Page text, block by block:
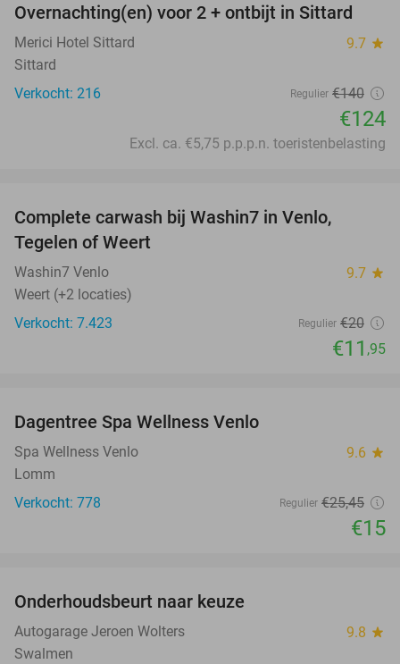
11%
Overnachting(en) voor 2 + ontbijt in Sittard
Merici Hotel Sittard 9.7 star
Sittard
Verkocht: 216
Regulier €140
€124
Excl. ca. €5,75 p.p.p.n. toeristenbelasting
Complete carwash bij Washin7 in Venlo,
Tegelen of Weert
Washin7 Venlo 9.7 star
Weert (+2 locaties)
Verkocht: 7.423
Regulier €20
€11 ,95
Dagentree Spa Wellness Venlo
Spa Wellness Venlo 9.6 star
Lomm
Verkocht: 778
Regulier €25,45
€15
Onderhoudsbeurt naar keuze
Autogarage Jeroen Wolters 9.8 star
Swalmen